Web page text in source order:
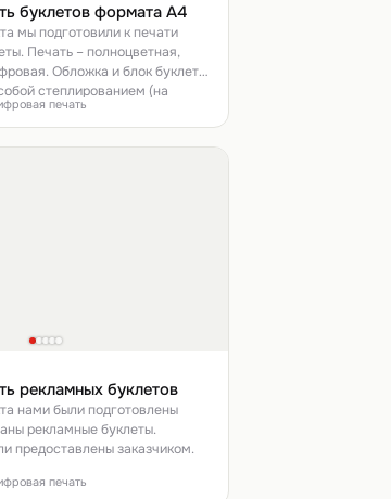
буклетов формата А4
мы подготовили к печати
Печать – полноцветная,
Обложка и блок буклета
степлированием (на
печать
рекламных буклетов
нами были подготовлены
рекламные буклеты.
предоставлены заказчиком.
печать